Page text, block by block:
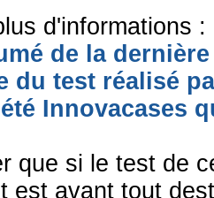
d'informations :
de la
du test réalisé
Innovacases
que si le test de
est avant tout